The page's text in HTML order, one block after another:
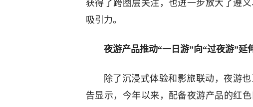
获得了跨圈层关注，也进一步放大了遵
吸引力。
夜游产品推动“一日游”向“过夜游”延
除了沉浸式体验和影旅联动，夜游
告显示，今年以来，配备夜游产品的红